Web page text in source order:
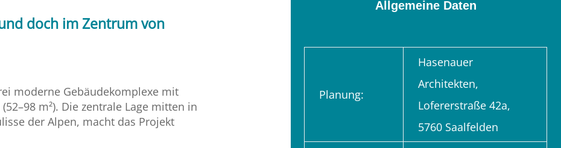
doch im Zentrum von
moderne Gebäudekomplexe mit
m²). Die zentrale Lage mitten in
der Alpen, macht das Projekt
Allgemeine Daten
Planung:
Hasenauer
Architekten,
Lofererstraße 42a,
5760 Saalfelden